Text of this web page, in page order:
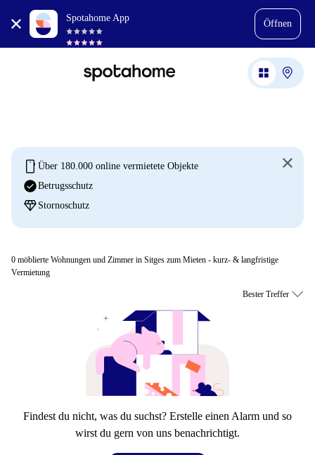
Spotahome App
Öffnen
mobile Über 180.000 online vermietete Objekte
check_circleBetrugsschutz
diamond Stornoschutz
0 möblierte Wohnungen und Zimmer in Sitges zum Mieten - kurz- & langfristige
Vermietung
Findest du nicht, was du suchst? Erstelle einen Alarm und so
wirst du gern von uns benachrichtigt.